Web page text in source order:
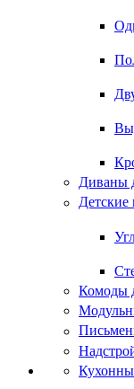
Диваны
Комоды